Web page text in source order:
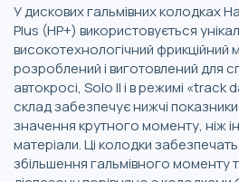
У дискових гальмівних колодках
Plus (HP+) використовується
високотехнологічний фрикційний
розроблений і виготовлений для
автокросі, Solo II і в режимі «track
склад забезпечує нижчі
значення крутного моменту, ніж
матеріали. Ці колодки
збільшення гальмівного моменту